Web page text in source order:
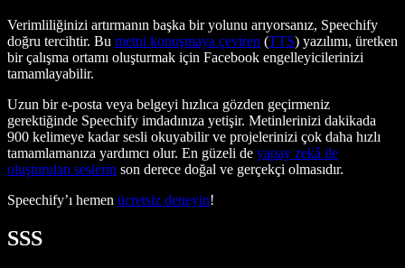
Verimliliğinizi artırmanın başka bir yolunu arıyorsanız, Speechify
doğru tercihtir. Bu metni konuşmaya çeviren (TTS) yazılımı, üretken
bir çalışma ortamı oluşturmak için Facebook engelleyicilerinizi
tamamlayabilir.
Uzun bir e-posta veya belgeyi hızlıca gözden geçirmeniz
gerektiğinde Speechify imdadınıza yetişir. Metinlerinizi dakikada
900 kelimeye kadar sesli okuyabilir ve projelerinizi çok daha hızlı
tamamlamanıza yardımcı olur. En güzeli de yapay zekâ ile
oluşturulan seslerin son derece doğal ve gerçekçi olmasıdır.
Speechify’ı hemen ücretsiz deneyin!
SSS